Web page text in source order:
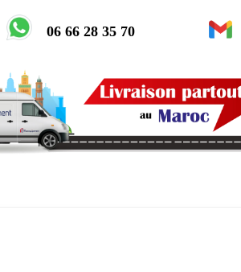
06 66 28 35 70